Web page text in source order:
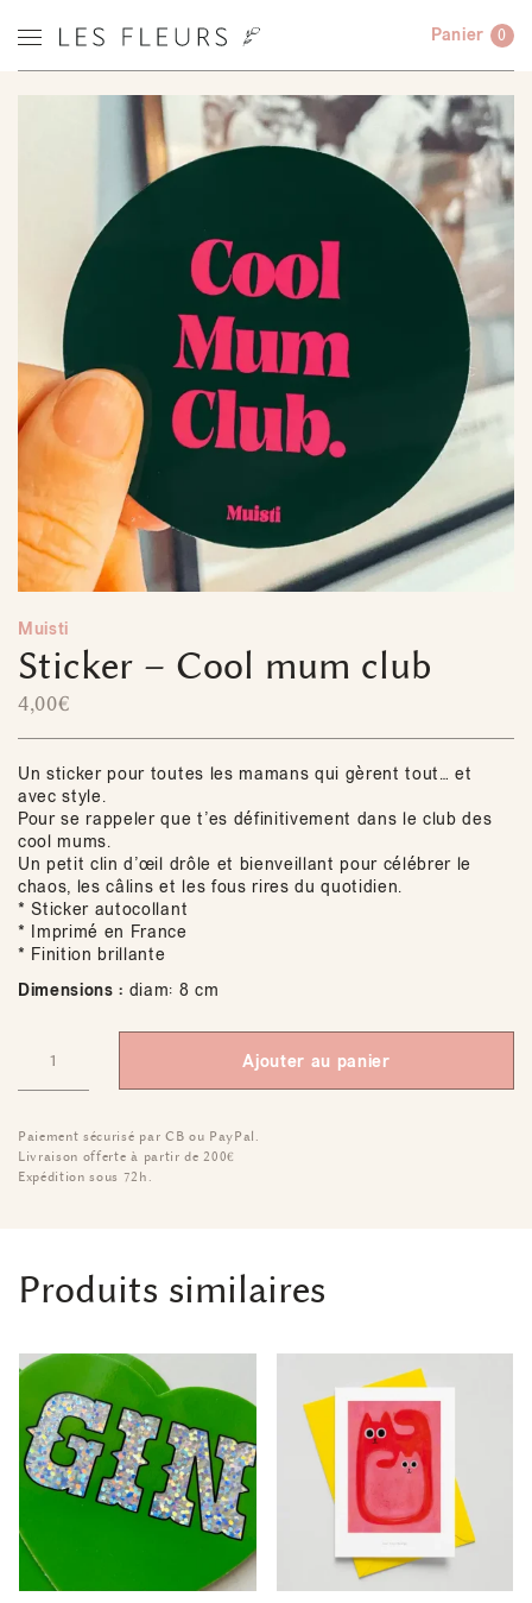
Panier 0
Muisti
Sticker – Cool mum club
4,00€
Un sticker pour toutes les mamans qui gèrent tout… et
avec style.
Pour se rappeler que t’es définitivement dans le club des
cool mums.
Un petit clin d’œil drôle et bienveillant pour célébrer le
chaos, les câlins et les fous rires du quotidien.
* Sticker autocollant
* Imprimé en France
* Finition brillante
Dimensions : diam: 8 cm
Ajouter au panier
Paiement sécurisé par CB ou PayPal.
Livraison offerte à partir de 200€
Expédition sous 72h.
Produits similaires